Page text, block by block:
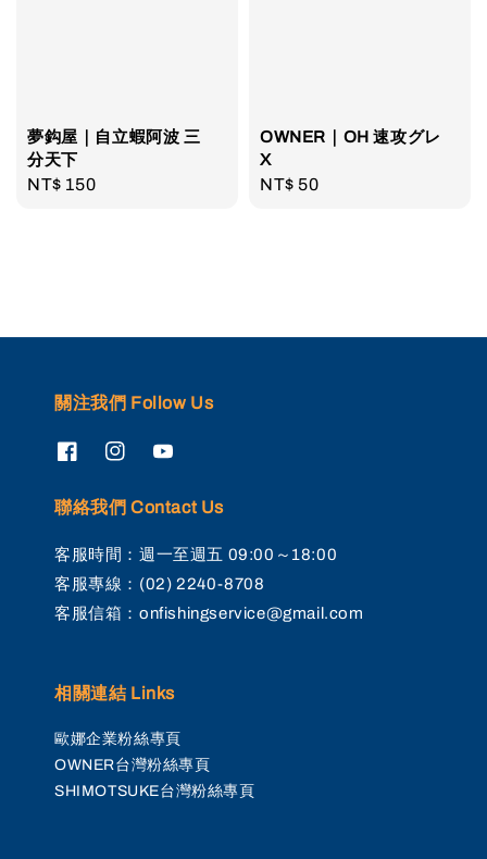
夢鈎屋｜自立蝦阿波 三
分天下
Regular
NT$ 150
OWNER｜OH 速攻グレ
X
Regular
NT$ 50
關注我們 Follow Us
聯絡我們 Contact Us
客服時間：週一至週五 09:00～18:00
客服專線：(02) 2240-8708
客服信箱：onfishingservice@gmail.com
相關連結 Links
歐娜企業粉絲專頁
OWNER台灣粉絲專頁
SHIMOTSUKE台灣粉絲專頁